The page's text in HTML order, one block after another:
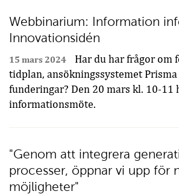
Webbinarium: Information
Innovationsidén
15 mars 2024
Har du har frågor om
tidplan, ansökningssystemet
funderingar? Den 20 mars kl. 10-11
informationsmöte.
"Genom att integrera
processer, öppnar vi upp för
möjligheter"